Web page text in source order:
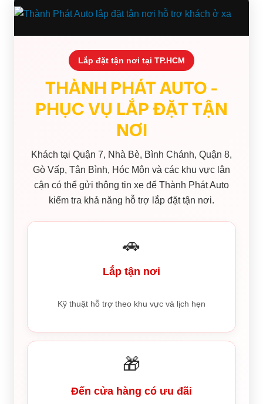
Lắp đặt tận nơi tại TP.HCM
THÀNH PHÁT AUTO -
PHỤC VỤ LẮP ĐẶT TẬN
NƠI
Khách tại Quận 7, Nhà Bè, Bình Chánh, Quận 8,
Gò Vấp, Tân Bình, Hóc Môn và các khu vực lân
cận có thể gửi thông tin xe để Thành Phát Auto
kiểm tra khả năng hỗ trợ lắp đặt tận nơi.
🚗
Lắp tận nơi
Kỹ thuật hỗ trợ theo khu vực và lịch hẹn
🎁
Đến cửa hàng có ưu đãi